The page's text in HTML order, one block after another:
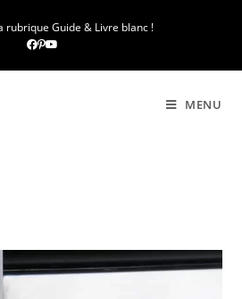
rubrique Guide & Livre blanc !
MENU